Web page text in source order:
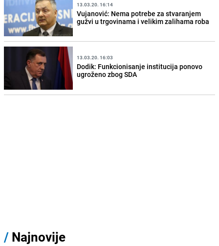
13.03.20. 16:14
Vujanović: Nema potrebe za stvaranjem
gužvi u trgovinama i velikim zalihama roba
13.03.20. 16:03
Dodik: Funkcionisanje institucija ponovo
ugroženo zbog SDA
/ Najnovije